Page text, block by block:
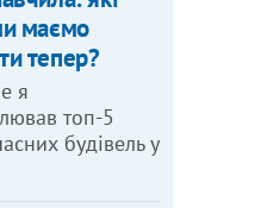
маємо
тепер?
я
топ-5
будівель у